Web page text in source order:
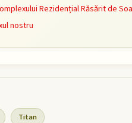
Rezidențial Răsărit de
nostru
Titan